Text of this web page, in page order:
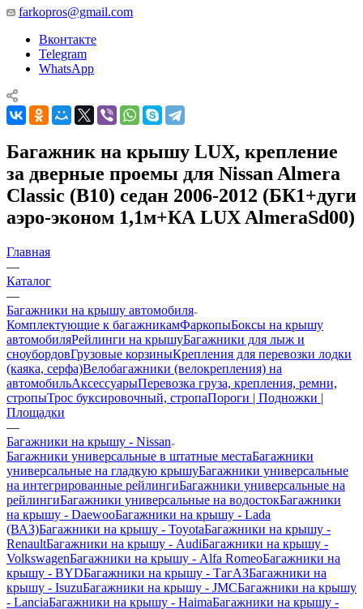
farkopros@gmail.com
Вконтакте
Telegram
WhatsApp
Багажник на крышу LUX, крепление
за дверные проемы для Nissan Almera
Classic (B10) седан 2006-2012 (БК1+дуги
аэро-эконом 1,1м+КА LUX AlmeraSd00)
Главная
—
Каталог
—
Багажники на крышу автомобиля
Комплектующие к багажникамФаркопыБоксы на крышу
автомобиляРейлинги на крышуБагажники для лыж и
сноубордовГрузовые корзиныКрепления для перевозки лодки
(каяка, серфа)Велобагажники (велокрепления) на
автомобильАксессуарыПеревозка груза, крепления, ремни,
стропыТрос буксировочный, стропаПороги | Подножки |
Площадки
—
Багажники на крышу - Nissan
Багажники универсальные в штатные местаБагажники
универсальные на гладкую крышуБагажники универсальные
на интегрированные рейлингиБагажники универсальные на
рейлингиБагажники универсальные на водостокБагажники
на крышу - DaewooБагажники на крышу - Lada
(ВАЗ)Багажники на крышу - ToyotaБагажники на крышу -
RenaultБагажники на крышу - AudiБагажники на крышу -
VolkswagenБагажники на крышу - Alfa RomeoБагажники на
крышу - BYDБагажники на крышу - ТагАЗБагажники на
крышу - IsuzuБагажники на крышу - JMCБагажники на крышу
- LanciaБагажники на крышу - HaimaБагажники на крышу -